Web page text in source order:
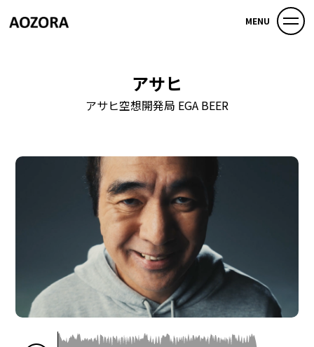
MENU
アサヒ
アサヒ空想開発局 EGA BEER